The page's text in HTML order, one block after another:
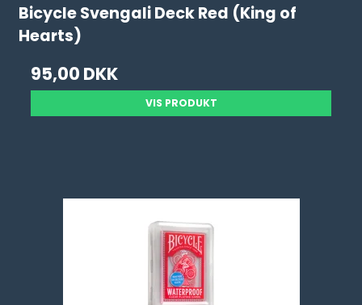
Bicycle Svengali Deck Red (King of
Hearts)
95,00 DKK
VIS PRODUKT